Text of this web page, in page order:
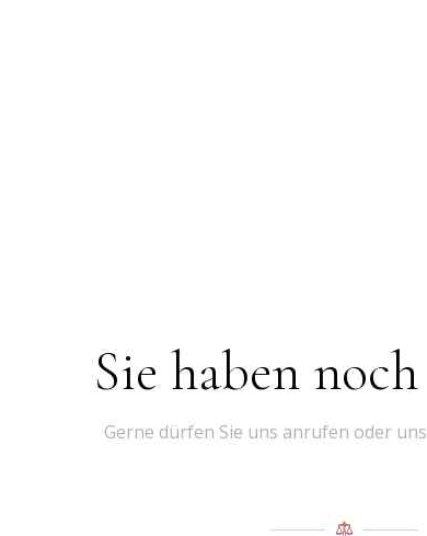
Sie haben
Gerne dürfen Sie uns anrufen oder